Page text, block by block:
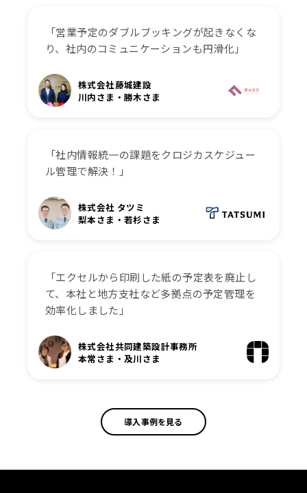
「営業予定のダブルブッキングが起きなくな
り、社内のコミュニケーションも円滑化」
株式会社藤城建設
川内さま・勝木さま
「社内情報統一の課題をクロジカスケジュー
ル管理で解決！」
株式会社 タツミ
梨本さま・若杉さま
「エクセルから印刷した紙の予定表を廃止し
て、本社と地方支社など多拠点の予定管理を
効率化しました」
株式会社共同建築設計事務所
本常さま・及川さま
導入事例を見る